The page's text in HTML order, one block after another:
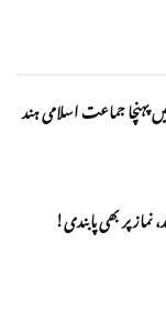
پہنچا جماعت اسلامی ہند